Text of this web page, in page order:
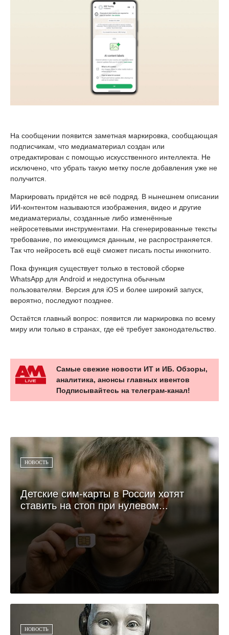
На сообщении появится заметная маркировка, сообщающая
подписчикам, что медиаматериал создан или
отредактирован с помощью искусственного интеллекта. Не
исключено, что убрать такую метку после добавления уже не
получится.
Маркировать придётся не всё подряд. В нынешнем описании
ИИ-контентом называются изображения, видео и другие
медиаматериалы, созданные либо изменённые
нейросетевыми инструментами. На сгенерированные тексты
требование, по имеющимся данным, не распространяется.
Так что нейросеть всё ещё сможет писать посты инкогнито.
Пока функция существует только в тестовой сборке
WhatsApp для Android и недоступна обычным
пользователям. Версия для iOS и более широкий запуск,
вероятно, последуют позднее.
Остаётся главный вопрос: появится ли маркировка по всему
миру или только в странах, где её требует законодательство.
Самые свежие новости ИТ и ИБ. Обзоры,
аналитика, анонсы главных ивентов
Подписывайтесь на телеграм-канал!
НОВОСТЬ
Детские сим-карты в России хотят
ставить на стоп при нулевом...
НОВОСТЬ